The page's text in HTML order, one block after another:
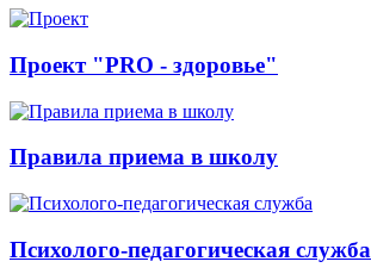
Проект "PRO - здоровье"
Правила приема в школу
Психолого-педагогическая служба